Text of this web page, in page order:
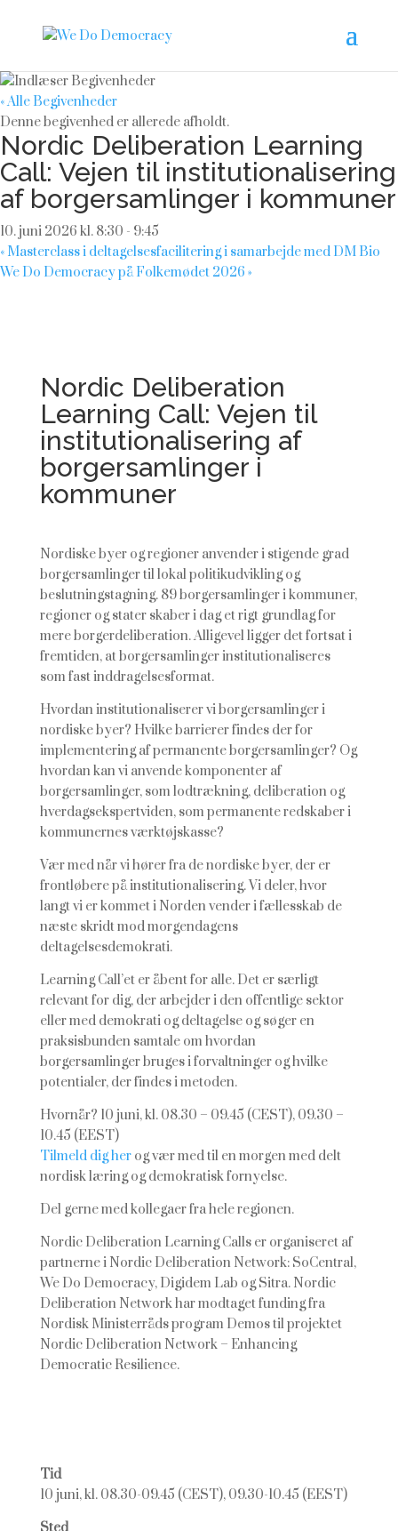
« Alle Begivenheder
Denne begivenhed er allerede afholdt.
Nordic Deliberation Learning
Call: Vejen til institutionalisering
af borgersamlinger i kommuner
10. juni 2026 kl. 8:30 - 9:45
« Masterclass i deltagelsesfacilitering i samarbejde med DM Bio
We Do Democracy på Folkemødet 2026 »
Nordic Deliberation
Learning Call: Vejen til
institutionalisering af
borgersamlinger i
kommuner
Nordiske byer og regioner anvender i stigende grad
borgersamlinger til lokal politikudvikling og
beslutningstagning. 89 borgersamlinger i kommuner,
regioner og stater skaber i dag et rigt grundlag for
mere borgerdeliberation. Alligevel ligger det fortsat i
fremtiden, at borgersamlinger institutionaliseres
som fast inddragelsesformat.
Hvordan institutionaliserer vi borgersamlinger i
nordiske byer? Hvilke barrierer findes der for
implementering af permanente borgersamlinger? Og
hvordan kan vi anvende komponenter af
borgersamlinger, som lodtrækning, deliberation og
hverdagsekspertviden, som permanente redskaber i
kommunernes værktøjskasse?
Vær med når vi hører fra de nordiske byer, der er
frontløbere på institutionalisering. Vi deler, hvor
langt vi er kommet i Norden vender i fællesskab de
næste skridt mod morgendagens
deltagelsesdemokrati.
Learning Call’et er åbent for alle. Det er særligt
relevant for dig, der arbejder i den offentlige sektor
eller med demokrati og deltagelse og søger en
praksisbunden samtale om hvordan
borgersamlinger bruges i forvaltninger og hvilke
potentialer, der findes i metoden.
Hvornår? 10 juni, kl. 08.30 – 09.45 (CEST), 09.30 –
10.45 (EEST)
Tilmeld dig herog vær med til en morgen med delt
nordisk læring og demokratisk fornyelse.
Del gerne med kollegaer fra hele regionen.
Nordic Deliberation Learning Calls er organiseret af
partnerne i Nordic Deliberation Network: SoCentral,
We Do Democracy, Digidem Lab og Sitra. Nordic
Deliberation Network har modtaget funding fra
Nordisk Ministerråds program Demos til projektet
Nordic Deliberation Network – Enhancing
Democratic Resilience.
Tid
10 juni, kl. 08.30-09.45 (CEST), 09.30-10.45 (EEST)